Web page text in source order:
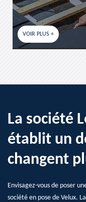
+
La société
établit un
changent
Envisagez-vous de poser
société en pose de Velux.